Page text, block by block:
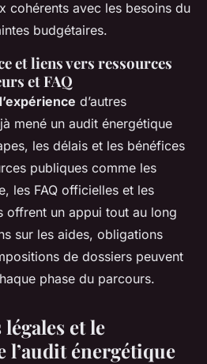
cohérents avec les besoins du
budgétaires.
et liens vers ressources
et FAQ
d’autres
mené un audit énergétique
les délais et les bénéfices
publiques comme les
les FAQ officielles et les
offrent un appui tout au long
sur les aides, obligations
de dossiers peuvent
phase du parcours.
et le
l’audit énergétique